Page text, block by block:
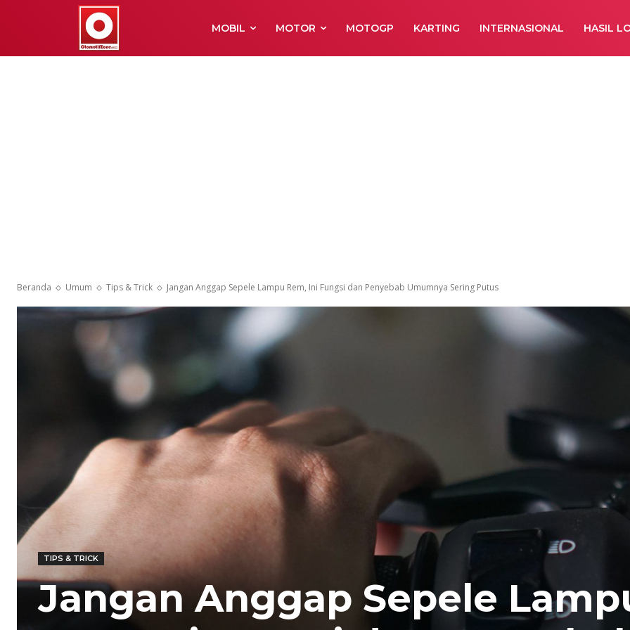
MOBIL MOTOR MOTOGP KARTING INTERNASIONAL HASIL
Beranda Umum Tips & Trick Jangan Anggap Sepele Lampu Rem, Ini Fungsi dan Penyebab Umumnya Sering Putus
TIPS & TRICK
Jangan Anggap Sepele